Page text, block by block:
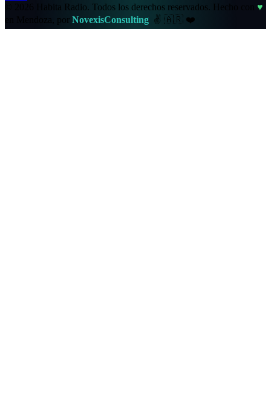
© 2026 Habita Radio. Todos los derechos reservados.
Hecho con ♥
en Mendoza, por NovexisConsulting ✌️ 🇦🇷 ❤️